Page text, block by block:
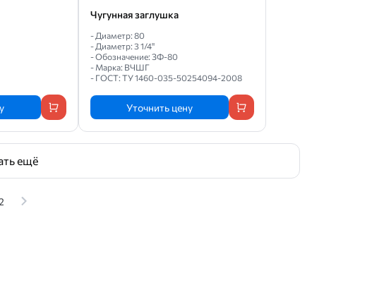
Чугунная заглушка
- Диаметр: 80
- Диаметр: 3 1/4"
- Обозначение: ЗФ-80
- Марка: ВЧШГ
- ГОСТ: ТУ 1460-035-50254094-2008
Уточнить цену
ещё